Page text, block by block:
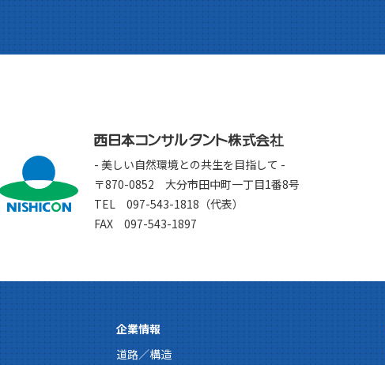
- 美しい自然環境との共生を目指して -
〒870-0852 大分市田中町一丁目1番8号
TEL 097-543-1818（代表）
FAX 097-543-1897
企業情報
道路／構造